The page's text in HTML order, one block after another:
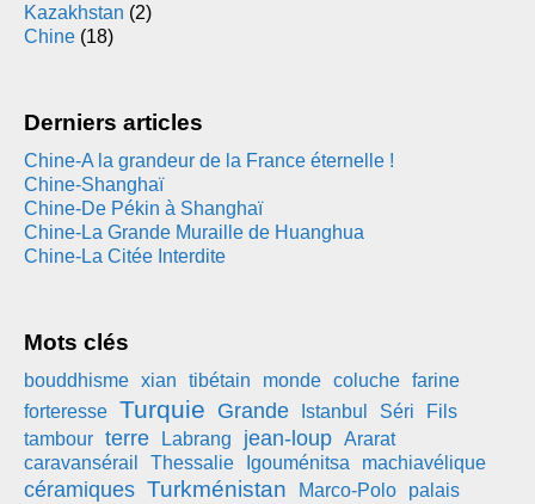
Kazakhstan (2)
Chine (18)
Derniers articles
Chine-A la grandeur de la France éternelle !
Chine-Shanghaï
Chine-De Pékin à Shanghaï
Chine-La Grande Muraille de Huanghua
Chine-La Citée Interdite
Mots clés
bouddhisme xian tibétain monde coluche farine
forteresse Turquie Grande Istanbul Séri
Fils
tambour terre Labrang jean-loup Ararat
caravansérail
Thessalie Igouménitsa machiavélique
céramiques Turkménistan Marco-Polo
palais